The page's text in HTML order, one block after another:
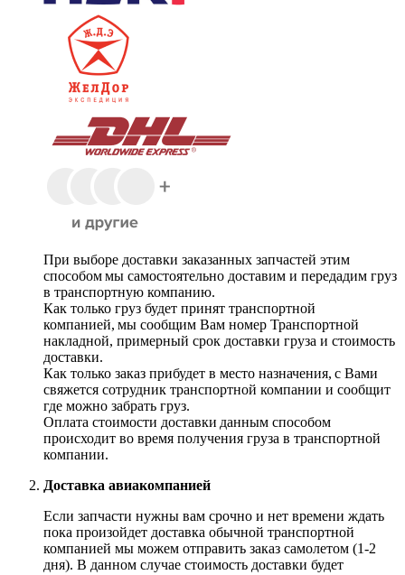
При выборе доставки заказанных запчастей этим
способом мы самостоятельно доставим и передадим груз
в транспортную компанию.
Как только груз будет принят транспортной
компанией, мы сообщим Вам номер Транспортной
накладной, примерный срок доставки груза и стоимость
доставки.
Как только заказ прибудет в место назначения, с Вами
свяжется сотрудник транспортной компании и сообщит
где можно забрать груз.
Оплата стоимости доставки данным способом
происходит во время получения груза в транспортной
компании.
Доставка авиакомпанией
Если запчасти нужны вам срочно и нет времени ждать
пока произойдет доставка обычной транспортной
компанией мы можем отправить заказ самолетом (1-2
дня). В данном случае стоимость доставки будет